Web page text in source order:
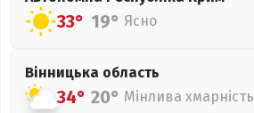
33° 19° Ясно
Вінницька область
34° 20° Мінлива хмарність